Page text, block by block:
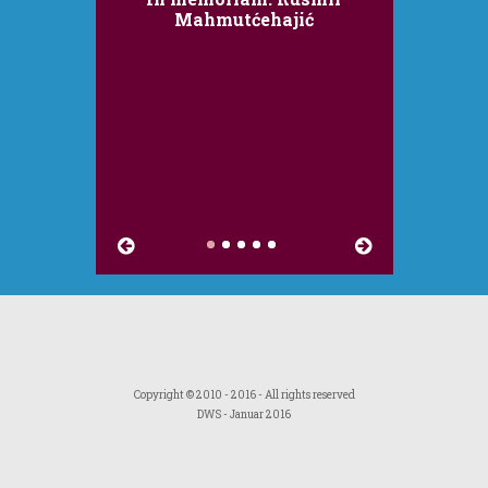
Mahmutćehajić
RAT RUSIJE PROTIV
kolokvi...
Copyright © 2010 - 2016 - All rights reserved
DWS- Januar 2016